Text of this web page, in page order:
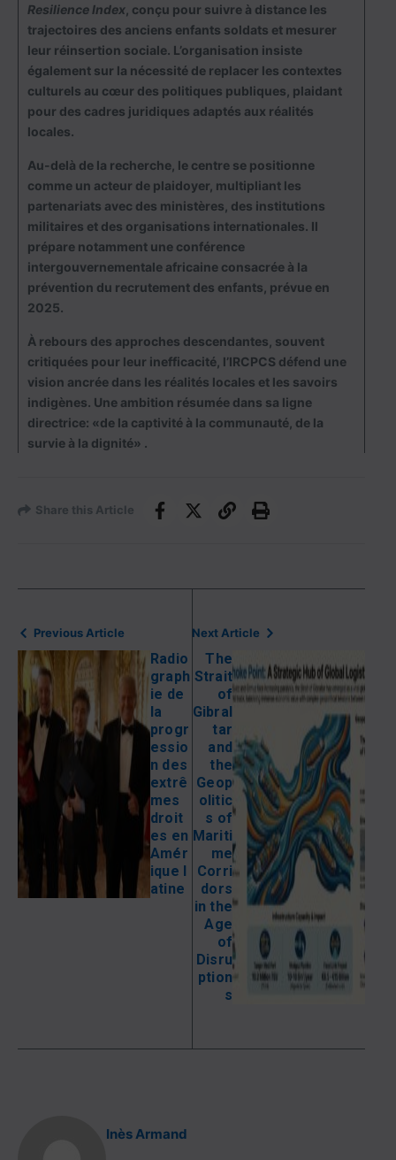
Resilience Index , conçu pour suivre à distance les
trajectoires des anciens enfants soldats et mesurer
leur réinsertion sociale. L’organisation insiste
également sur la nécessité de replacer les contextes
culturels au cœur des politiques publiques, plaidant
pour des cadres juridiques adaptés aux réalités
locales.
Au-delà de la recherche, le centre se positionne
comme un acteur de plaidoyer, multipliant les
partenariats avec des ministères, des institutions
militaires et des organisations internationales. Il
prépare notamment une conférence
intergouvernementale africaine consacrée à la
prévention du recrutement des enfants, prévue en
2025.
À rebours des approches descendantes, souvent
critiquées pour leur inefficacité, l’IRCPCS défend une
vision ancrée dans les réalités locales et les savoirs
indigènes. Une ambition résumée dans sa ligne
directrice: «de la captivité à la communauté, de la
survie à la dignité» .
Share this Article
Previous Article
Radio
graph
ie de
la
progr
essio
n des
extrê
mes
droit
es en
Amér
ique l
atine
Next Article
The
Strait
of
Gibral
tar
and
the
Geop
olitic
s of
Mariti
me
Corri
dors
in the
Age
of
Disru
ption
s
Inès Armand